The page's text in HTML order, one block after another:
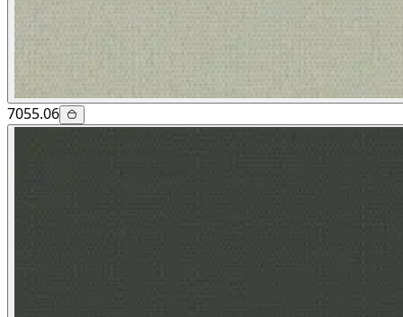
7055.06